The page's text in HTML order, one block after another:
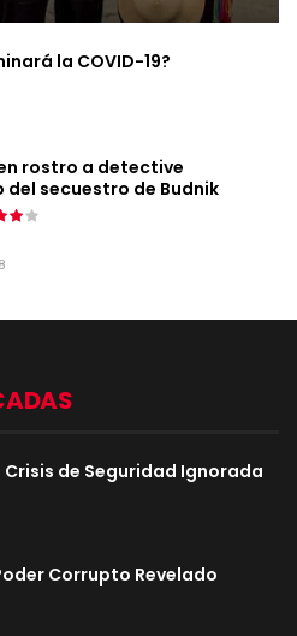
la COVID-19?
rostro a detective
del secuestro de Budnik
Crisis de Seguridad Ignorada
Corrupto Revelado